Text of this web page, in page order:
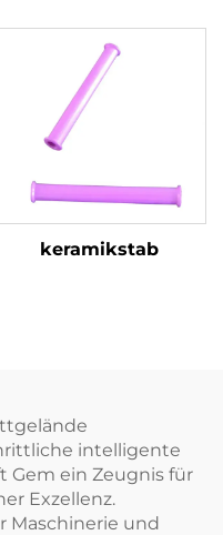
Herstellung von
Verbundstapelfasern
keramikstab
intelligente
Gem ein Zeugnis für
Exzellenz.
Maschinerie und